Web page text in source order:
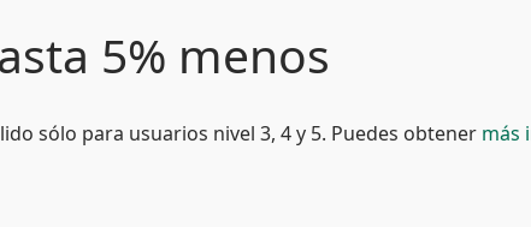
5% menos
sólo para usuarios nivel 3, 4 y 5. Puedes obtener más